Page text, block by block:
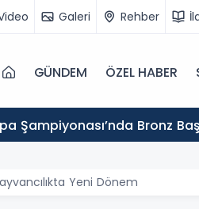
Galeri Rehber
GÜNDEM ÖZEL HABER
Şampiyonası’nda Bronz
Yeni Dönem